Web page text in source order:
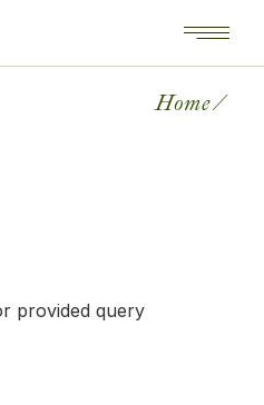
Home
provided query